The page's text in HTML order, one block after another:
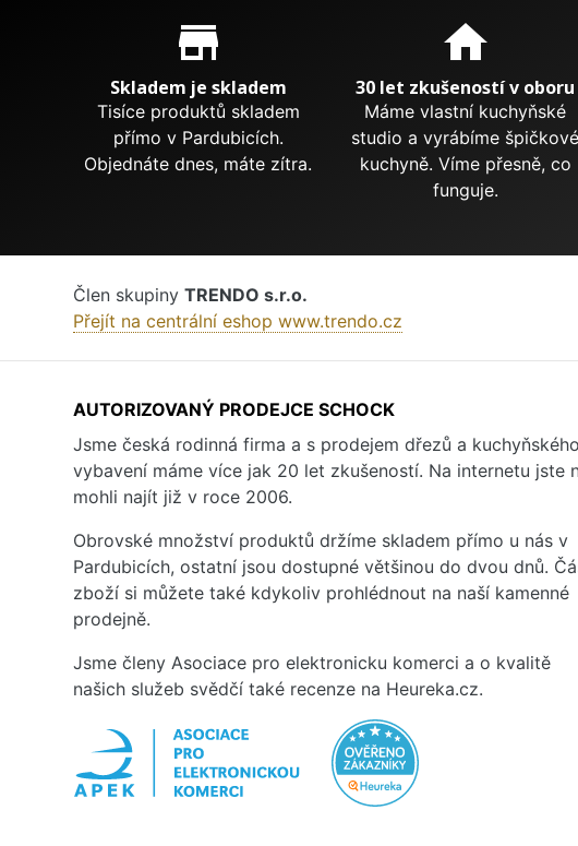
Proč nakupovat u nás?
store_mall_directory
Skladem je skladem
Tisíce produktů skladem
přímo v Pardubicích.
Objednáte dnes, máte zítra.
home
30 let zkušeností v oboru
Máme vlastní kuchyňské
studio a vyrábíme špičkové
kuchyně. Víme přesně, co
funguje.
Člen skupiny TRENDO s.r.o.
Přejít na centrální eshop www.trendo.cz
AUTORIZOVANÝ PRODEJCE SCHOCK
Jsme česká rodinná firma a s prodejem dřezů a kuchyňského
vybavení máme více jak 20 let zkušeností. Na internetu jste
mohli najít již v roce 2006.
Obrovské množství produktů držíme skladem přímo u nás v
Pardubicích, ostatní jsou dostupné většinou do dvou dnů.
zboží si můžete také kdykoliv prohlédnout na naší kamenné
prodejně.
Jsme členy Asociace pro elektronicku komerci a o kvalitě
našich služeb svědčí také recenze na Heureka.cz.